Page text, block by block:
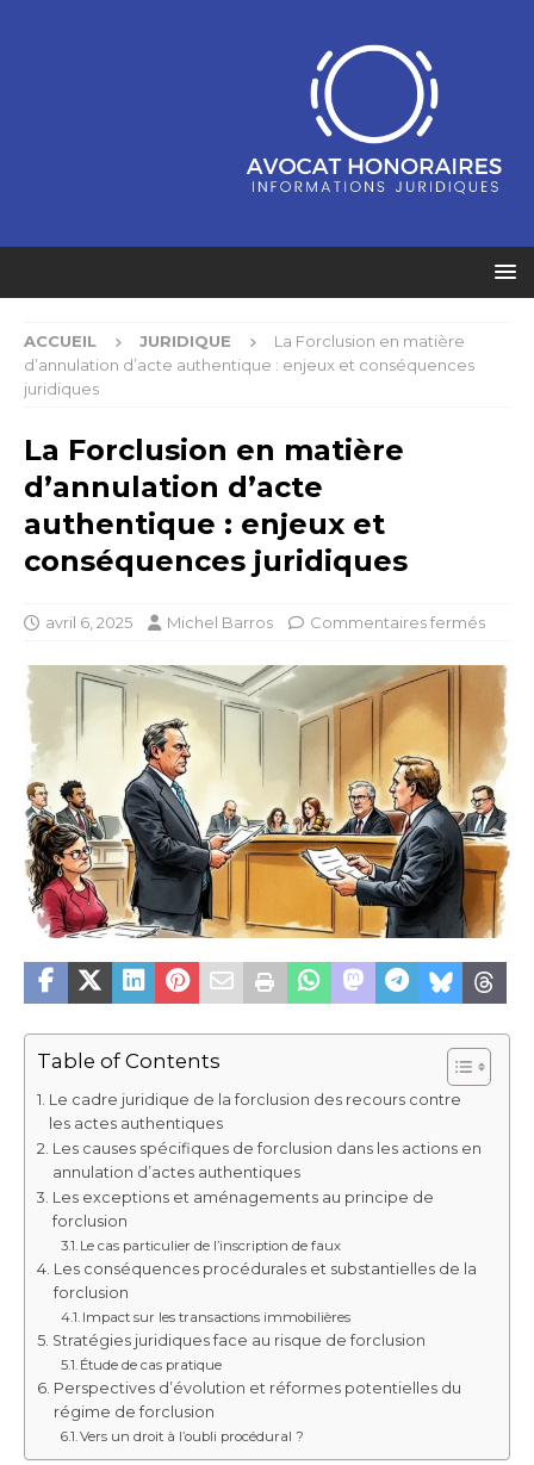
ACCUEIL JURIDIQUE
La Forclusion en matière
d’annulation d’acte authentique : enjeux et conséquences
juridiques
La Forclusion en matière
d’annulation d’acte
authentique : enjeux et
conséquences juridiques
avril 6, 2025 Michel Barros Commentaires fermés
Table of Contents
Le cadre juridique de la forclusion des recours contre
les actes authentiques
Les causes spécifiques de forclusion dans les actions en
annulation d’actes authentiques
Les exceptions et aménagements au principe de
forclusion
Le cas particulier de l’inscription de faux
Les conséquences procédurales et substantielles de la
forclusion
Impact sur les transactions immobilières
Stratégies juridiques face au risque de forclusion
Étude de cas pratique
Perspectives d’évolution et réformes potentielles du
régime de forclusion
Vers un droit à l’oubli procédural ?